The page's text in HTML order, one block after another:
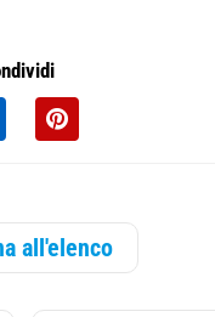
all'elenco